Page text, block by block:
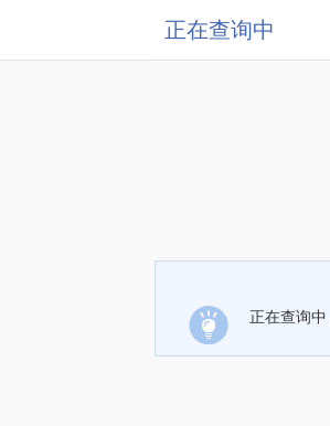
正在查询中
正在查询